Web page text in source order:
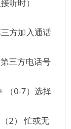
听时）
方加入通话
三方电话号
（0-7）选择
2） 忙或无